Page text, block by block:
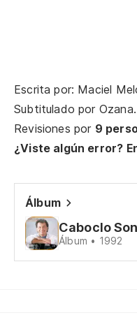
Escrita por: Maciel
Subtitulado por Ozana.
Revisiones por 9
¿Viste algún error?
Álbum
Caboclo
Álbum • 1992